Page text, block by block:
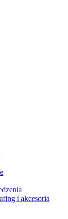
i akcesoria